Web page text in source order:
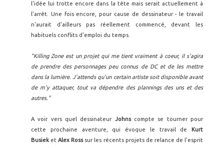
l'idée lui trotte encore dans la tête mais serait actuellement à
l'arrêt. Une fois encore, pour cause de dessinateur - le travail
n'aurait d'ailleurs pas réellement commencé, devant les
habituels conflits d'emploi du temps.
"Killing Zone est un projet qui me tient vraiment à coeur, il s'agira
de prendre des personnages peu connus de DC et de les mettre
dans la lumière. J'attends qu'un certain artiste soit disponible avant
de m'y attaquer, tout va dépendre des plannings des uns et des
autres."
A voir vers quel dessinateur Johnscompte se tourner pour
cette prochaine aventure, qui évoque le travail de Kurt
Busiek etAlex Rosssur les récents projets de relance de l'esprit